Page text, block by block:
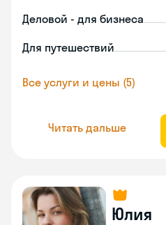
Деловой - для бизнеса
Для путешествий
Все услуги и цены (5)
Читать дальше
Юлия